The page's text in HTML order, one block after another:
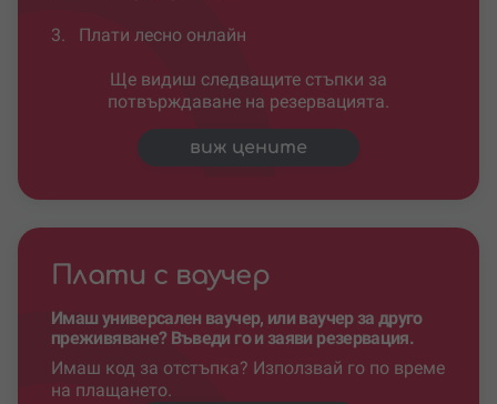
3. Плати лесно онлайн
Ще видиш следващите стъпки за
потвърждаване на резервацията.
виж цените
Плати с ваучер
Имаш универсален ваучер, или ваучер за друго
преживяване? Въведи го и заяви резервация.
Имаш код за отстъпка? Използвай го по време
на плащането.